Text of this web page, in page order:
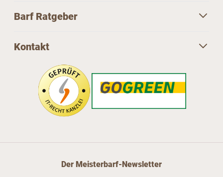
Barf Ratgeber
Kontakt
Der Meisterbarf-Newsletter